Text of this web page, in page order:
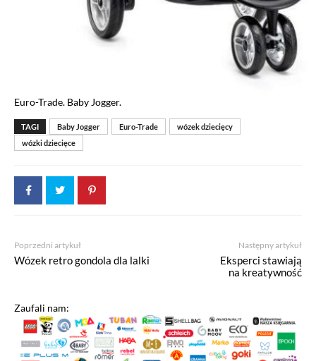
Euro-Trade. Baby Jogger.
TAGI Baby Jogger Euro-Trade
wózek dziecięcy
wózki dziecięce
Poprzedni artykuł
Wózek retro gondola dla lalki
Następny artykuł
Eksperci stawiają
na kreatywność
Zaufali nam: